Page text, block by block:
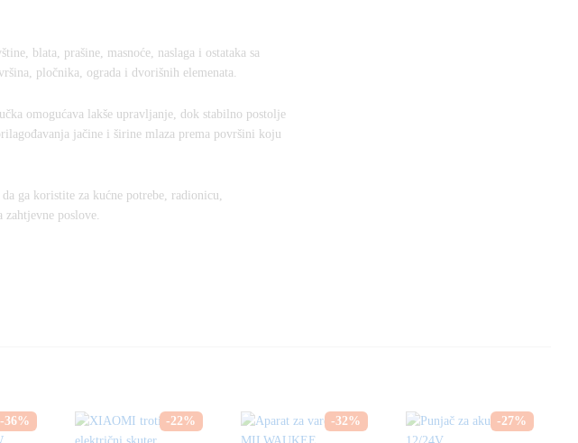
blata, prašine, masnoće, naslaga i ostataka sa
pločnika, ograda i dvorišnih elemenata.
omogućava lakše upravljanje, dok stabilno postolje
jačine i širine mlaza prema površini koju
da ga koristite za kućne potrebe, radionicu,
poslove.
-36% -22% -32% -27%